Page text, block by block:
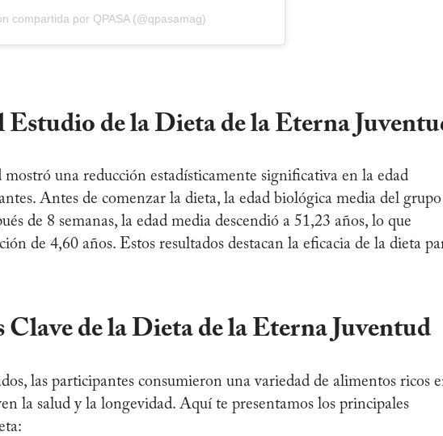
compartida por QPASA (@qpasamag)
Estudio de la Dieta de la Eterna
una reducción estadísticamente significativa en la edad
Antes de comenzar la dieta, la edad biológica media del grupo
de 8 semanas, la edad media descendió a 51,23 años, lo que
de 4,60 años. Estos resultados destacan la eficacia de la dieta
de la Dieta de la Eterna Juventud
las participantes consumieron una variedad de alimentos ricos
la salud y la longevidad. Aquí te presentamos los principales